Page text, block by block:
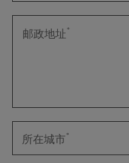
邮政地址
所在城市